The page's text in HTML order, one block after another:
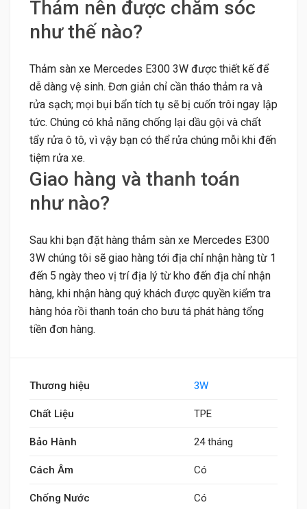
Thảm nên được chăm sóc
như thế nào?
Thảm sàn xe Mercedes E300 3W được thiết kế để
dễ dàng vệ sinh. Đơn giản chỉ cần tháo thảm ra và
rửa sạch; mọi bụi bẩn tích tụ sẽ bị cuốn trôi ngay lập
tức. Chúng có khả năng chống lại dầu gội và chất
tẩy rửa ô tô, vì vậy bạn có thể rửa chúng mỗi khi đến
tiệm rửa xe.
Giao hàng và thanh toán
như nào?
Sau khi bạn đặt hàng thảm sàn xe Mercedes E300
3W chúng tôi sẽ giao hàng tới địa chỉ nhận hàng từ 1
đến 5 ngày theo vị trí địa lý từ kho đến địa chỉ nhận
hàng, khi nhận hàng quý khách được quyền kiểm tra
hàng hóa rồi thanh toán cho bưu tá phát hàng tổng
tiền đơn hàng.
Thương hiệu 3W
Chất Liệu TPE
Bảo Hành 24 tháng
Cách Âm Có
Chống Nước Có